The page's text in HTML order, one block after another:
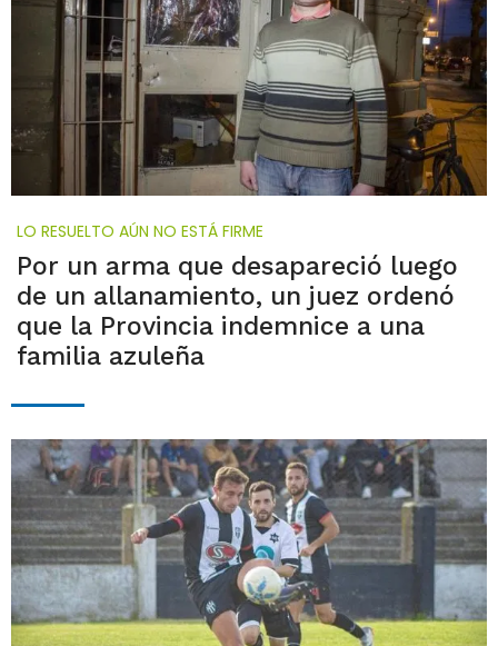
LO RESUELTO AÚN NO ESTÁ FIRME
Por un arma que desapareció luego
de un allanamiento, un juez ordenó
que la Provincia indemnice a una
familia azuleña